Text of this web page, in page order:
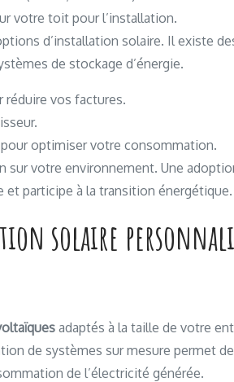
votre toit pour l’installation.
d’installation solaire. Il existe
de stockage d’énergie.
réduire vos factures.
optimiser votre consommation.
sur votre environnement. Une
et participe à la transition énergétique.
solaire
adaptés à la taille de votre
de systèmes sur mesure permet
de l’électricité générée.